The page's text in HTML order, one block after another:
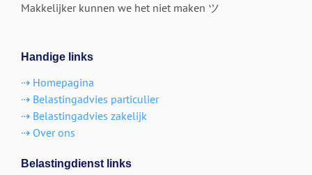
Makkelijker kunnen we het niet maken ツ
Handige links
⇢ Homepagina
⇢ Belastingadvies particulier
⇢ Belastingadvies zakelijk
⇢ Over ons
Belastingdienst links